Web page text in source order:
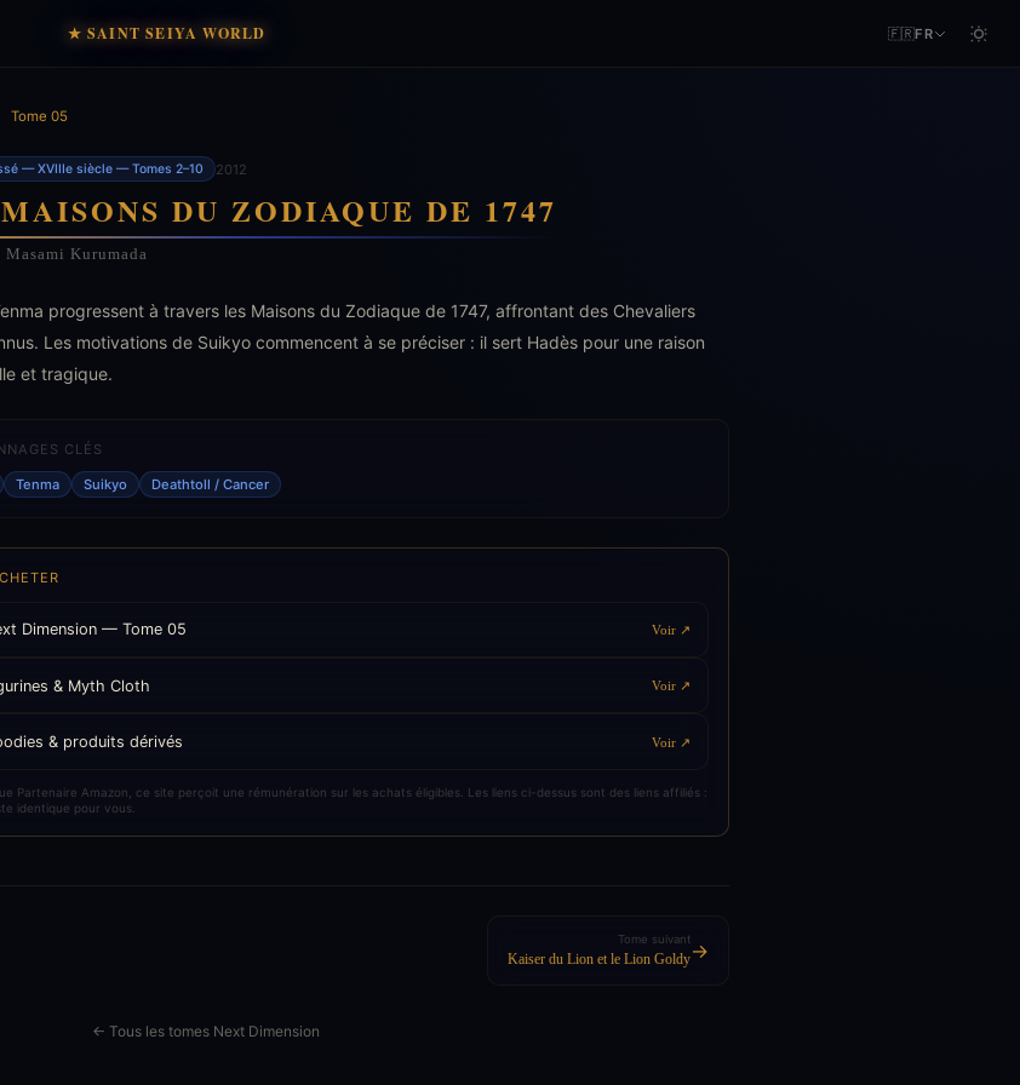
★ SAINT SEIYA WORLD 🇫🇷FR
Tome 05
— XVIIIe siècle — Tomes 2–10 2012
DU ZODIAQUE DE 1747
Masami Kurumada
progressent à travers les Maisons du Zodiaque de 1747, affrontant des Chevaliers
Les motivations de Suikyo commencent à se préciser : il sert Hadès pour une raison
et tragique.
CLÉS
Tenma Suikyo Deathtoll / Cancer
Dimension — Tome 05 Voir ↗
& Myth Cloth Voir ↗
& produits dérivés Voir ↗
Partenaire Amazon, ce site perçoit une rémunération sur les achats éligibles. Les liens ci-dessus sont des liens affiliés :
identique pour vous.
Tome suivant
Kaiser du Lion et le Lion Goldy→
← Tous les tomes Next Dimension